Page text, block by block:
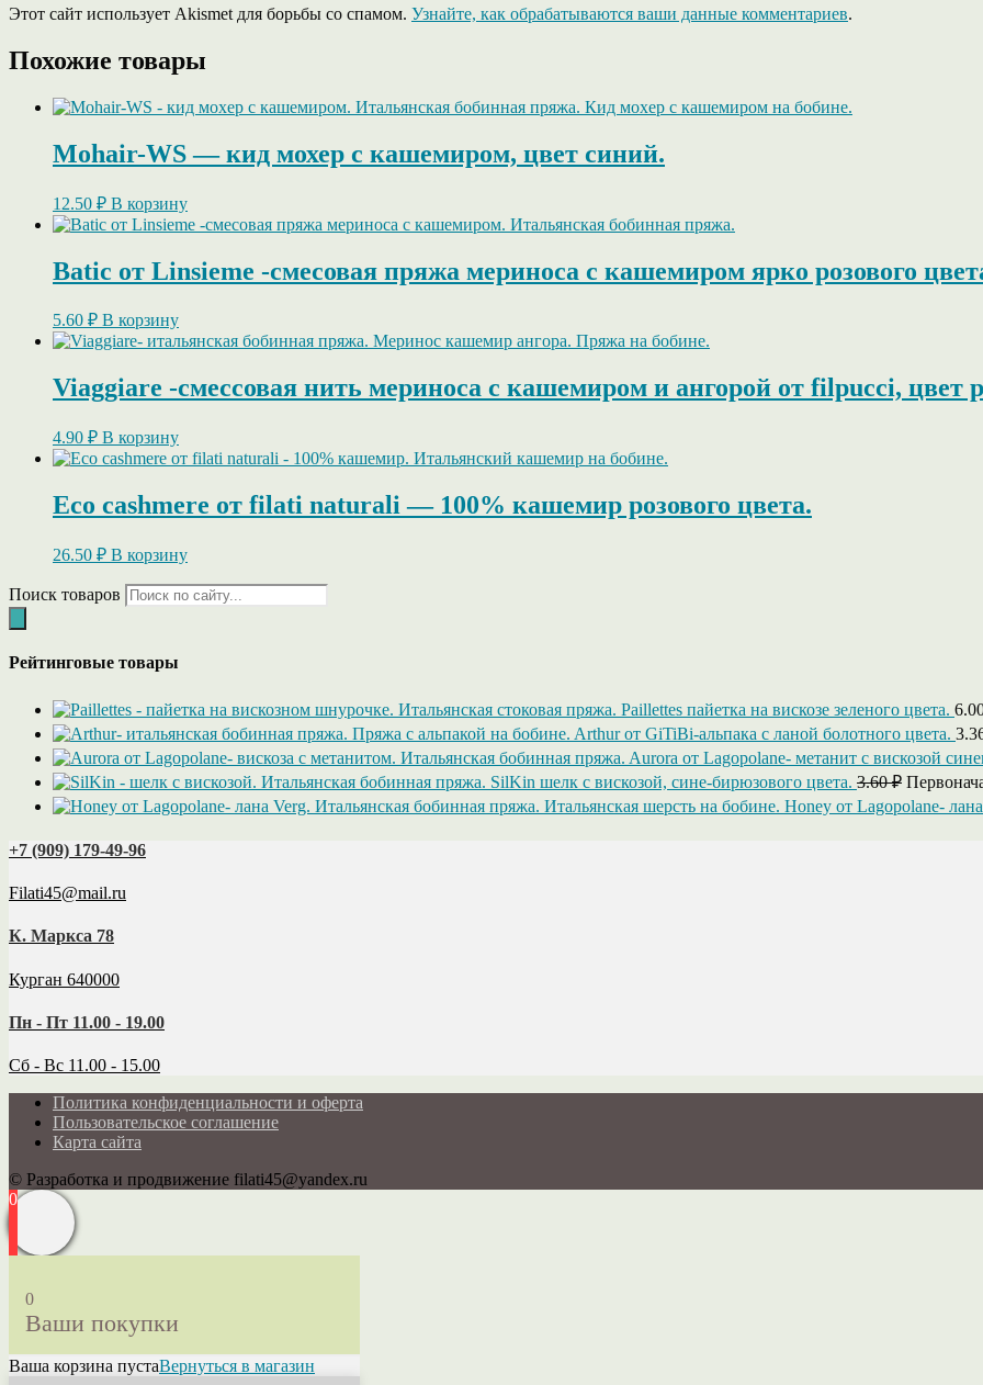
Этот сайт использует Akismet для борьбы со спамом. Узнайте, как обрабатываются ваши данные комментариев.
Похожие товары
Mohair-WS — кид мохер c кашемиром, цвет синий.
12.50 ₽ В корзину
Batic от Linsieme -смесовая пряжа мериноса с кашемиром ярко розового
5.60 ₽ В корзину
Viaggiare -смессовая нить мериноса с кашемиром и ангорой от filpucci, цвет
4.90 ₽ В корзину
Eco cashmere от filati naturali — 100% кашемир розового цвета.
26.50 ₽ В корзину
Поиск товаров
Рейтинговые товары
Paillettes пайетка на вискозе зеленого цвета.
Arthur от GiTiBi-альпака с ланой болотного цвета.
Aurora от Lagopolane- метанит с вискозой
SilKin шелк с вискозой, сине-бирюзового цвета. 3.60₽
Honey от Lagopolane-
+7 (909) 179‑49-96
Filati45@mail.ru
К. Маркса 78
Курган 640000
Пн - Пт 11.00 - 19.00
Сб - Вс 11.00 - 15.00
Политика конфиденциальности и оферта
Пользовательское соглашение
Карта сайта
© Разработка и продвижение filati45@yandex.ru
0
0
Ваши покупки
Ваша корзина пустаВернуться в магазин